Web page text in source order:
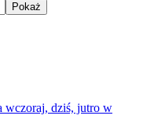
Pokaż
wczoraj, dziś, jutro w